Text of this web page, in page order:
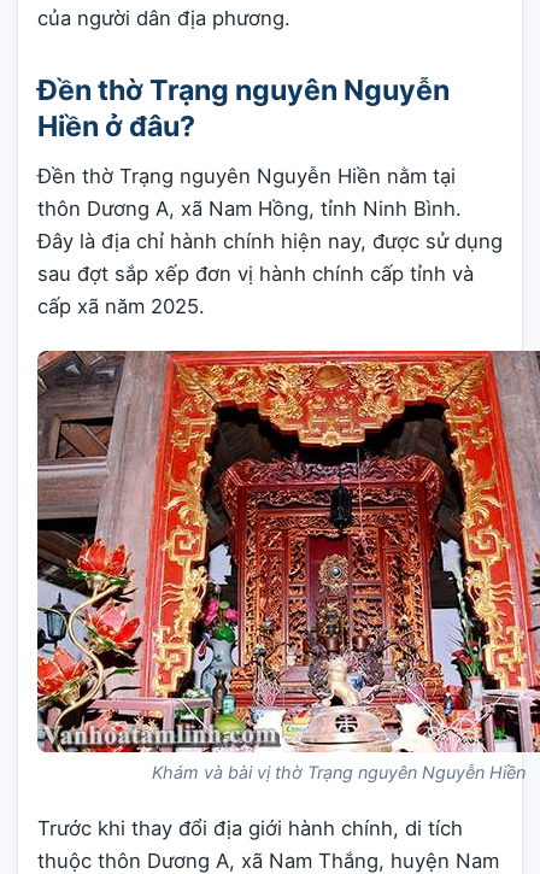
của người dân địa phương.
Đền thờ Trạng nguyên Nguyễn
Hiền ở đâu?
Đền thờ Trạng nguyên Nguyễn Hiền nằm tại
thôn Dương A, xã Nam Hồng, tỉnh Ninh Bình.
Đây là địa chỉ hành chính hiện nay, được sử dụng
sau đợt sắp xếp đơn vị hành chính cấp tỉnh và
cấp xã năm 2025.
Khám và bài vị thờ Trạng nguyên Nguyễn Hiền
Trước khi thay đổi địa giới hành chính, di tích
thuộc thôn Dương A, xã Nam Thắng, huyện Nam